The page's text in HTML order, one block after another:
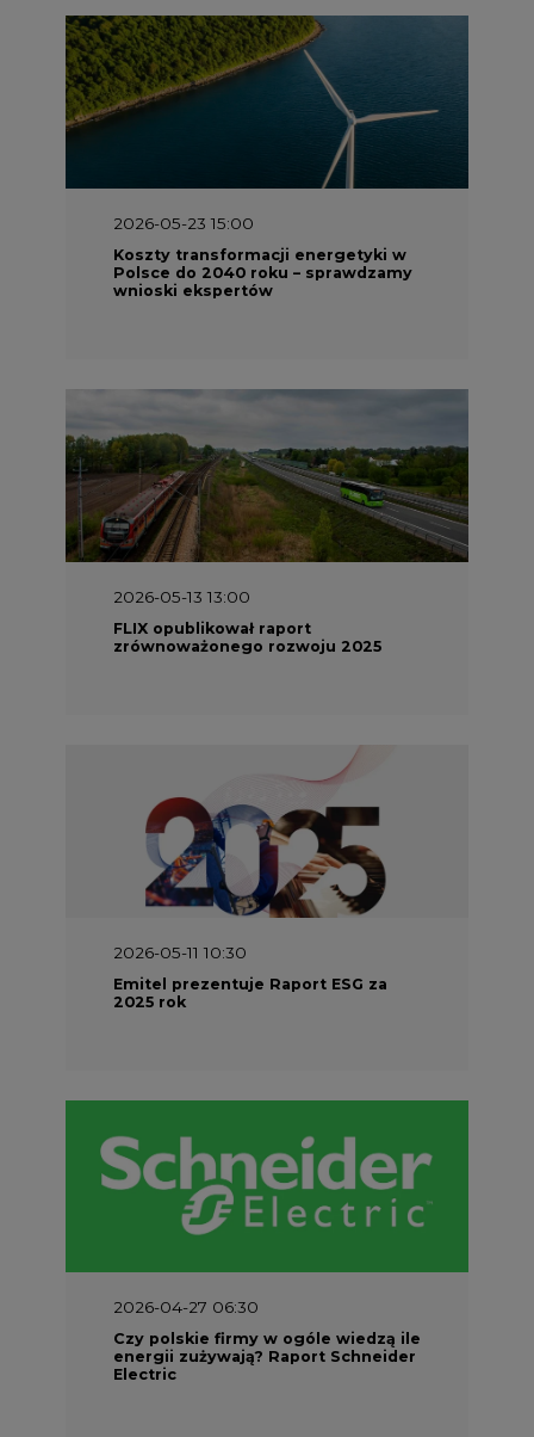
2026-05-23 15:00
Koszty transformacji energetyki w
Polsce do 2040 roku – sprawdzamy
wnioski ekspertów
2026-05-13 13:00
FLIX opublikował raport
zrównoważonego rozwoju 2025
2026-05-11 10:30
Emitel prezentuje Raport ESG za
2025 rok
2026-04-27 06:30
Czy polskie firmy w ogóle wiedzą ile
energii zużywają? Raport Schneider
Electric